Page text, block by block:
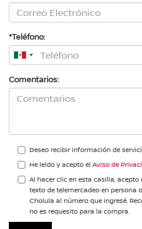
*Teléfono:
Comentarios:
Deseo recibir información de
He leído y acepto el Aviso de
Al hacer clic en esta casilla,
texto de telemercadeo en persona
Cholula al número que ingresé.
no es requesito para la compra.